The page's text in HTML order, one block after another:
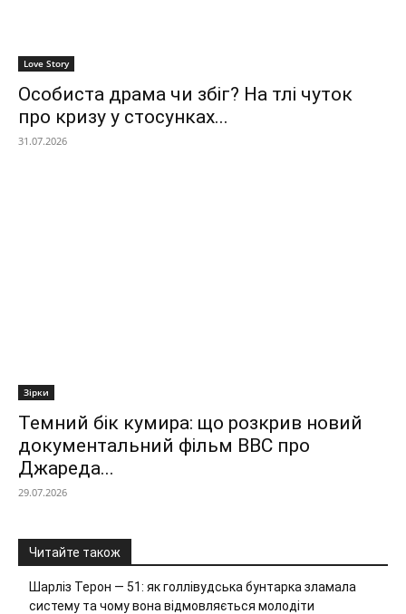
Love Story
Особиста драма чи збіг? На тлі чуток
про кризу у стосунках...
31.07.2026
Зірки
Темний бік кумира: що розкрив новий
документальний фільм ВВС про
Джареда...
29.07.2026
Читайте також
Шарліз Терон — 51: як голлівудська бунтарка зламала
систему та чому вона відмовляється молодіти